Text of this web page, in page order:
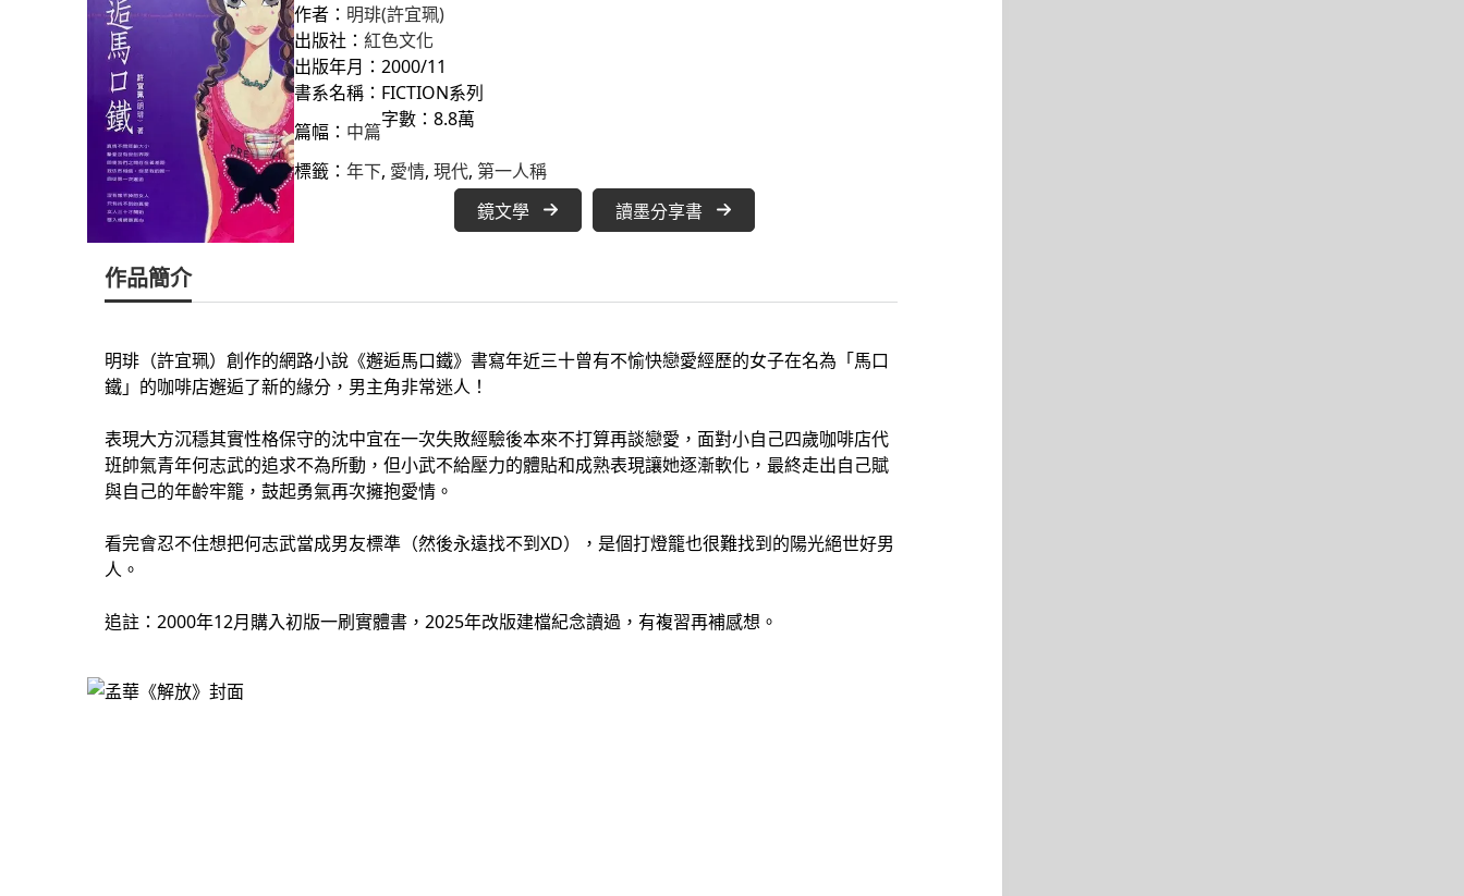
作者： 明琲(許宜珮)
出版社： 紅色文化
出版年月：2000/11
書系名稱：FICTION系列
篇幅： 中篇
字數：8.8萬
標籤： 年下, 愛情, 現代, 第一人稱
鏡文學 讀墨分享書
作品簡介
明琲（許宜珮）創作的網路小說《邂逅馬口鐵》書寫年近三十曾有不愉快戀愛經歷的女子在名為「馬口
鐵」的咖啡店邂逅了新的緣分，男主角非常迷人！
表現大方沉穩其實性格保守的沈中宜在一次失敗經驗後本來不打算再談戀愛，面對小自己四歲咖啡店代
班帥氣青年何志武的追求不為所動，但小武不給壓力的體貼和成熟表現讓她逐漸軟化，最終走出自己賦
與自己的年齡牢籠，鼓起勇氣再次擁抱愛情。
看完會忍不住想把何志武當成男友標準（然後永遠找不到XD），是個打燈籠也很難找到的陽光絕世好男
人。
追註：2000年12月購入初版一刷實體書，2025年改版建檔紀念讀過，有複習再補感想。